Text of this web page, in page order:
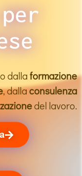
dallaformazione
, dallaconsulenza
del lavoro.